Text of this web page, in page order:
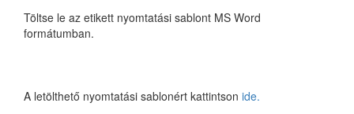
Töltse le az etikett nyomtatási sablont MS Word
formátumban.
A letölthető nyomtatási sablonért kattintson ide.